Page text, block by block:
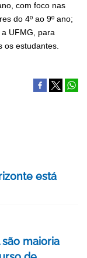
com foco nas
do 4º ao 9º ano;
UFMG, para
os estudantes.
está
maioria